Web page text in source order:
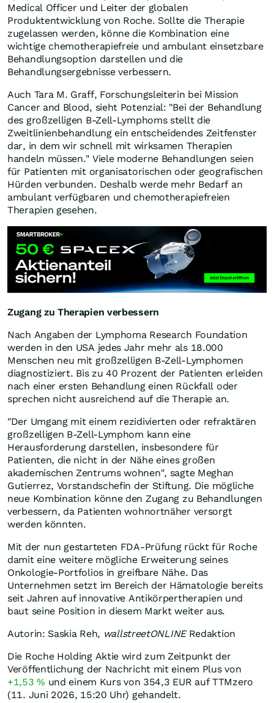
Medical Officer und Leiter der globalen
Produktentwicklung von Roche. Sollte die Therapie
zugelassen werden, könne die Kombination eine
wichtige chemotherapiefreie und ambulant einsetzbare
Behandlungsoption darstellen und die
Behandlungsergebnisse verbessern.
Auch Tara M. Graff, Forschungsleiterin bei Mission
Cancer and Blood, sieht Potenzial: "Bei der Behandlung
des großzelligen B-Zell-Lymphoms stellt die
Zweitlinienbehandlung ein entscheidendes Zeitfenster
dar, in dem wir schnell mit wirksamen Therapien
handeln müssen." Viele moderne Behandlungen seien
für Patienten mit organisatorischen oder geografischen
Hürden verbunden. Deshalb werde mehr Bedarf an
ambulant verfügbaren und chemotherapiefreien
Therapien gesehen.
Zugang zu Therapien verbessern
Nach Angaben der Lymphoma Research Foundation
werden in den USA jedes Jahr mehr als 18.000
Menschen neu mit großzelligen B-Zell-Lymphomen
diagnostiziert. Bis zu 40 Prozent der Patienten erleiden
nach einer ersten Behandlung einen Rückfall oder
sprechen nicht ausreichend auf die Therapie an.
"Der Umgang mit einem rezidivierten oder refraktären
großzelligen B-Zell-Lymphom kann eine
Herausforderung darstellen, insbesondere für
Patienten, die nicht in der Nähe eines großen
akademischen Zentrums wohnen", sagte Meghan
Gutierrez, Vorstandschefin der Stiftung. Die mögliche
neue Kombination könne den Zugang zu Behandlungen
verbessern, da Patienten wohnortnäher versorgt
werden könnten.
Mit der nun gestarteten FDA-Prüfung rückt für Roche
damit eine weitere mögliche Erweiterung seines
Onkologie-Portfolios in greifbare Nähe. Das
Unternehmen setzt im Bereich der Hämatologie bereits
seit Jahren auf innovative Antikörpertherapien und
baut seine Position in diesem Markt weiter aus.
Autorin: Saskia Reh, wallstreetONLINERedaktion
Die Roche Holding Aktie wird zum Zeitpunkt der
Veröffentlichung der Nachricht mit einem Plus von
+1,53% und einem Kurs von 354,3 EUR auf TTMzero
(11. Juni 2026, 15:20 Uhr) gehandelt.